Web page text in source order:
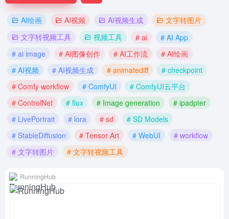
AI绘画 AI视频 AI视频生成
文字转图片
文字转视频工具
视频工具 # ai
# AI App
# ai image
# AI图像创作 # AI工作流
# AI绘画
# AI视频
# AI视频生成 # animatediff
# checkpoint
# Comfy workflow
# ComfyUI
# ComfyUI云平台
# ControlNet
# flux # Image generation
# ipadpter
# LivePortrait
# lora # sd
# SD Models
# StableDiffusion
# Tensor Art # WebUI
# workflow
# 文字转图片
# 文字转视频工具
RunningHub